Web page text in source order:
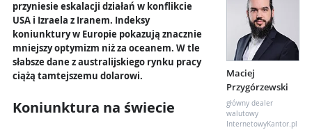
Maciej
Przygórzewski
główny dealer
walutowy
InternetowyKantor.pl
przyniesie eskalacji działań w konflikcie
USA i Izraela z Iranem. Indeksy
koniunktury w Europie pokazują znacznie
mniejszy optymizm niż za oceanem. W tle
słabsze dane z australijskiego rynku pracy
ciążą tamtejszemu dolarowi.
Koniunktura na świecie